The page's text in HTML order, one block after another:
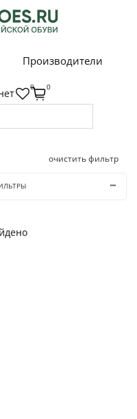
Производители
0 0
Кроссовки
очистить фильтр